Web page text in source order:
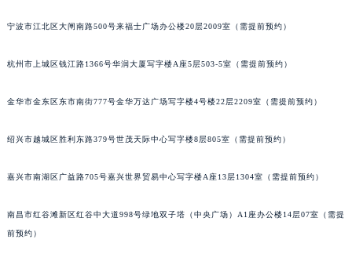
宁波市江北区大闸南路500号来福士广场办公楼20层2009室（需提前预约）
杭州市上城区钱江路1366号华润大厦写字楼A座5层503-5室（需提前预约）
金华市金东区东市南街777号金华万达广场写字楼4号楼22层2209室（需提前预约）
绍兴市越城区胜利东路379号世茂天际中心写字楼8层805室（需提前预约）
嘉兴市南湖区广益路705号嘉兴世界贸易中心写字楼A座13层1304室（需提前预约）
南昌市红谷滩新区红谷中大道998号绿地双子塔（中央广场）A1座办公楼14层07室（需提
前预约）